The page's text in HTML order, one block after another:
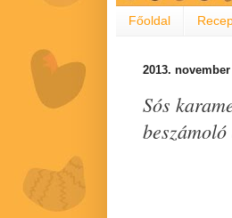
Főoldal
2013. november
Sós